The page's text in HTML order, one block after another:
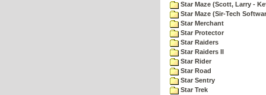
Star Maze (Scott, Larry -
Star Maze (Sir-Tech
Star Merchant
Star Protector
Star Raiders
Star Raiders II
Star Rider
Star Road
Star Sentry
Star Trek